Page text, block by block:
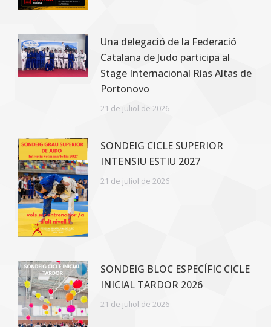
Una delegació de la Federació
Catalana de Judo participa al
Stage Internacional Rías Altas de
Portonovo
21 de juliol de 2026
SONDEIG CICLE SUPERIOR
INTENSIU ESTIU 2027
21 de juliol de 2026
SONDEIG BLOC ESPECÍFIC CICLE
INICIAL TARDOR 2026
21 de juliol de 2026